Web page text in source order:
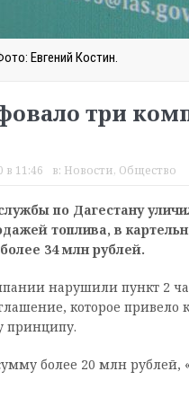
Евгений Костин.
три
в 11:46 в: Новости, Общество
по Дагестану
топлива, в
34 млн рублей.
нарушили пункт 2
которое привело
принципу.
более 20 млн